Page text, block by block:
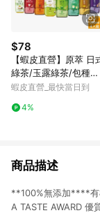
$78
【蝦皮直營】原萃 日
綠茶/玉露綠茶/包種烏
龍/鐵觀音/日式焙茶/玄
蝦皮直營_最快當日到
4%
商品描述
**100%無添加****
A TASTE AWARD